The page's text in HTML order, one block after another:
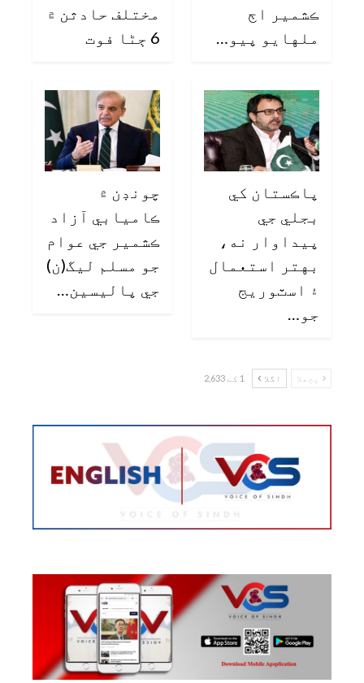
ڪشمير اڄ
ملهايو پيو…
مختلف حادثن ۾
6 ڄڻا فوت
پاڪستان کي
بجلي جي
پيداوار نه،
بهتر استعمال
۽ اسٽوريج
جو…
چونڊن ۾
ڪاميابي آزاد
ڪشمير جي عوام
جو مسلم ليگ(ن)
جي پاليسين…
پچھلا اگلا 1 کے 2,633